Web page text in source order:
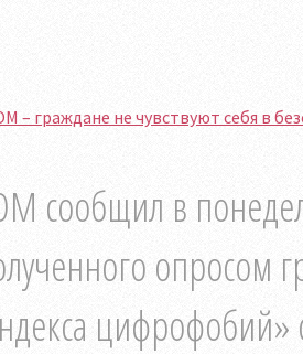
граждане не чувствуют себя в
сообщил в
опросом
цифрофобий»